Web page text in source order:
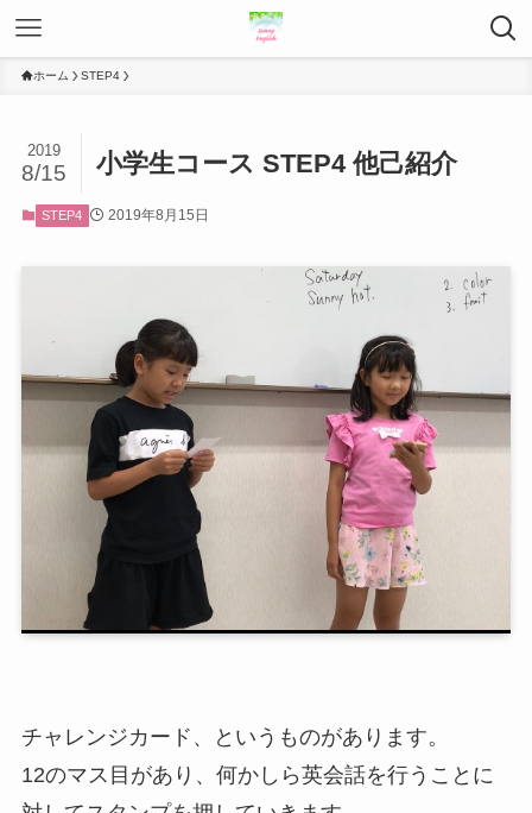
ホーム STEP4
小学生コース STEP4 他己紹介
2019
8/15
STEP4 2019年8月15日
チャレンジカード、というものがあります。
12のマス目があり、何かしら英会話を行うことに